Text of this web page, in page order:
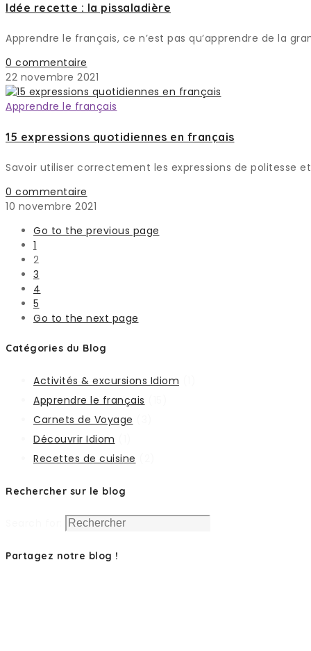
Idée recette : la pissaladière
Apprendre le français, ce n’est pas qu’apprendre de la
0 commentaire
22 novembre 2021
Apprendre le français
15 expressions quotidiennes en français
Savoir utiliser correctement les expressions de politesse
0 commentaire
10 novembre 2021
Go to the previous page
1
2
3
4
5
Go to the next page
Catégories du Blog
Activités & excursions Idiom
Apprendre le français
Carnets de Voyage
Découvrir Idiom
Recettes de cuisine
Rechercher sur le blog
Partagez notre blog !